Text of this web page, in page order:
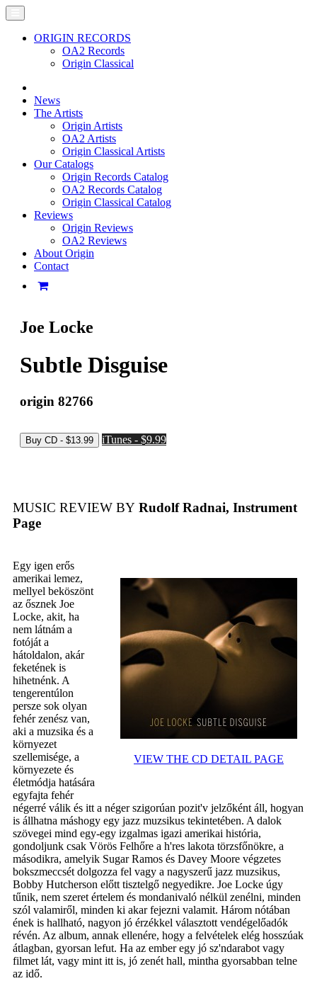
ORIGIN RECORDS
OA2 Records
Origin Classical
News
The Artists
Origin Artists
OA2 Artists
Origin Classical Artists
Our Catalogs
Origin Records Catalog
OA2 Records Catalog
Origin Classical Catalog
Reviews
Origin Reviews
OA2 Reviews
About Origin
Contact
Joe Locke
Subtle Disguise
origin 82766
iTunes - $9.99
MUSIC REVIEW BY Rudolf Radnai, Instrument
Page
VIEW THE CD DETAIL PAGE
Egy igen erős
amerikai lemez,
mellyel beköszönt
az ősznek Joe
Locke, akit, ha
nem látnám a
fotóját a
hátoldalon, akár
feketének is
hihetnénk. A
tengerentúlon
persze sok olyan
fehér zenész van,
aki a muzsika és a
környezet
szellemisége, a
környezete és
életmódja hatására
egyfajta fehér
négerré válik és itt a néger szigorúan pozit'v jelzőként áll, hogyan
is állhatna máshogy egy jazz muzsikus tekintetében. A dalok
szövegei mind egy-egy izgalmas igazi amerikai história,
gondoljunk csak Vörös Felhőre a h'res lakota törzsfőnökre, a
másodikra, amelyik Sugar Ramos és Davey Moore végzetes
bokszmeccsét dolgozza fel vagy a nagyszerű jazz muzsikus,
Bobby Hutcherson előtt tisztelgő negyedikre. Joe Locke úgy
tűnik, nem szeret értelem és mondanivaló nélkül zenélni, minden
szól valamiről, minden ki akar fejezni valamit. Három nótában
ének is hallható, nagyon jó érzékkel választott vendégelőadók
révén. Az album, annak ellenére, hogy a felvételek elég hosszúak
átlagban, gyorsan lefut. Ha az ember egy jó sz'ndarabot vagy
filmet lát, vagy mint itt is, jó zenét hall, mintha gyorsabban telne
az idő.